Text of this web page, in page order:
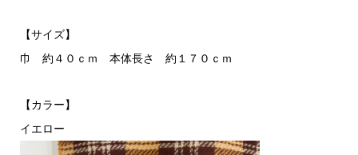
【サイズ】
巾 約４０ｃｍ 本体長さ 約１７０ｃｍ
【カラー】
イエロー